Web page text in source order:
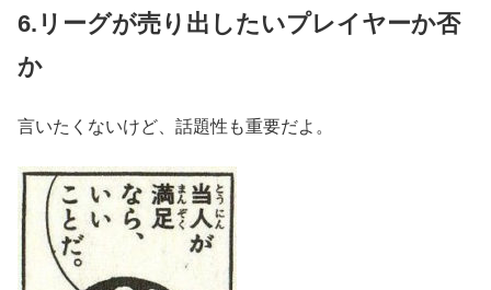
6.リーグが売り出したいプレイヤーか否
か
言いたくないけど、話題性も重要だよ。